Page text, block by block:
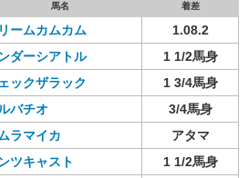
馬名 着差
ームカムカム
1.08.2
ダーシアトル
1 1/2馬身
ックザラック
1 3/4馬身
バチオ
3/4馬身
ラマイカ
アタマ
ツキャスト
1 1/2馬身